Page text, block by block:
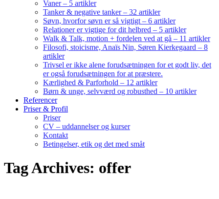
Vaner – 5 artikler
Tanker & negative tanker – 32 artikler
Søvn, hvorfor søvn er så vigtigt – 6 artikler
Relationer er vigtige for dit helbred – 5 artikler
Walk & Talk, motion + fordelen ved at gå – 11 artikler
Filosofi, stoicisme, Anaïs Nin, Søren Kierkegaard – 8
artikler
Trivsel er ikke alene forudsætningen for et godt liv, det
er også forudsætningen for at præstere.
Kærlighed & Parforhold – 12 artikler
Børn & unge, selvværd og robusthed – 10 artikler
Referencer
Priser & Profil
Priser
CV – uddannelser og kurser
Kontakt
Betingelser, etik og det med småt
Tag Archives: offer